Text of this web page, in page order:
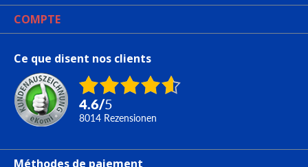
COMPTE
Ce que disent nos clients
4.6/5
8014 Rezensionen
Méthodes de paiement